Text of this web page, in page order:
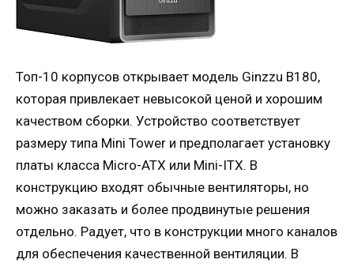
Топ-10 корпусов открывает модель Ginzzu B180,
которая привлекает невысокой ценой и хорошим
качеством сборки. Устройство соответствует
размеру типа Mini Tower и предполагает установку
платы класса Micro-ATX или Mini-ITX. В
конструкцию входят обычные вентиляторы, но
можно заказать и более продвинутые решения
отдельно. Радует, что в конструкции много каналов
для обеспечения качественной вентиляции. В